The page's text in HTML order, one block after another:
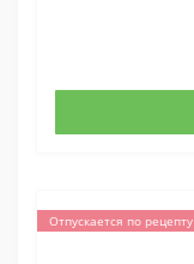
Отпускается по рецепту